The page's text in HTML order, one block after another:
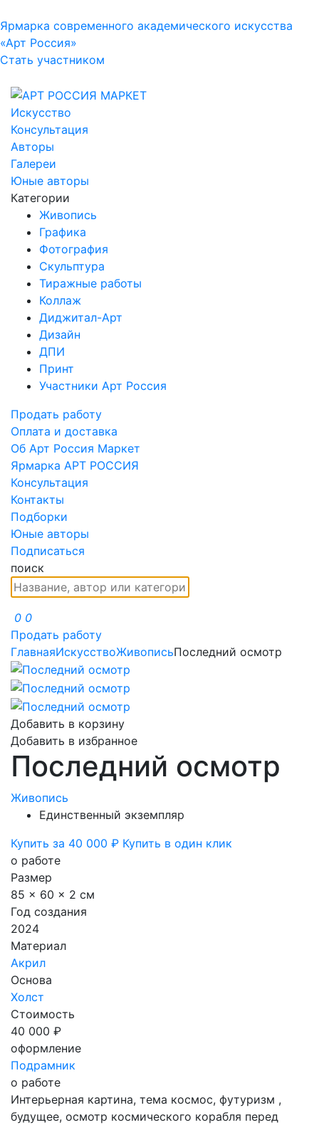
Ярмарка современного академического искусства
«Арт Россия»
Стать участником
Искусство
Консультация
Авторы
Галереи
Юные авторы
Категории
Живопись
Графика
Фотография
Скульптура
Тиражные работы
Коллаж
Диджитал-Арт
Дизайн
ДПИ
Принт
Участники Арт Россия
Продать работу
Оплата и доставка
Об Арт Россия Маркет
Ярмарка АРТ РОССИЯ
Консультация
Контакты
Подборки
Юные авторы
Подписаться
поиск
0 0
Продать работу
ГлавнаяИскусствоЖивописьПоследний осмотр
Добавить в корзину
Добавить в избранное
Последний осмотр
Живопись
Единственный экземпляр
Купить за 40 000 ₽ Купить в один клик
о работе
Размер
85 x 60 x 2 см
Год создания
2024
Материал
Акрил
Основа
Холст
Стоимость
40 000 ₽
оформление
Подрамник
о работе
Интерьерная картина, тема космос, футуризм ,
будущее, осмотр космического корабля перед